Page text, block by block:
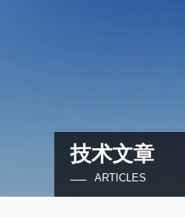
技术文章
ARTICLES